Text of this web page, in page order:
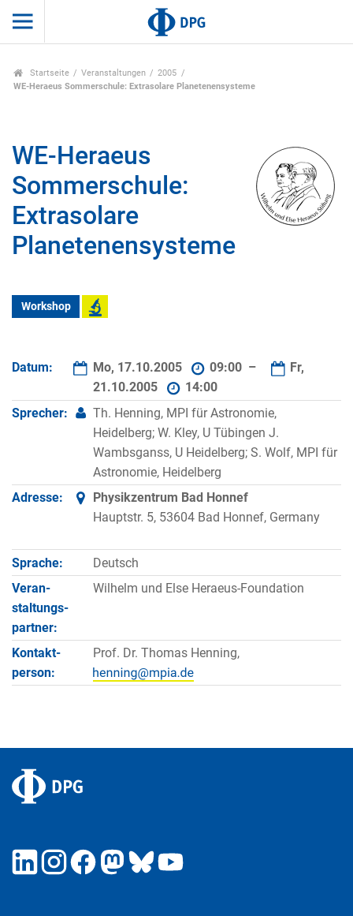
Startseite Veranstaltungen
2005
WE-Heraeus Sommerschule: Extrasolare Planetenensysteme
WE-Heraeus
Sommerschule:
Extrasolare
Planetenensysteme
Workshop
Datum: Mo, 17.10.2005 09:00 –
Fr,
21.10.2005
14:00
Sprecher:
Th. Henning, MPI für Astronomie,
Heidelberg; W. Kley, U Tübingen J.
Wambsganss, U Heidelberg; S. Wolf, MPI für
Astronomie, Heidelberg
Adresse:
Physikzentrum Bad Honnef
Hauptstr. 5, 53604 Bad Honnef, Germany
Sprache:
Deutsch
Veran­
staltungs­
partner:
Wilhelm und Else Heraeus-Foundation
Kontakt­
person:
Prof. Dr. Thomas Henning,